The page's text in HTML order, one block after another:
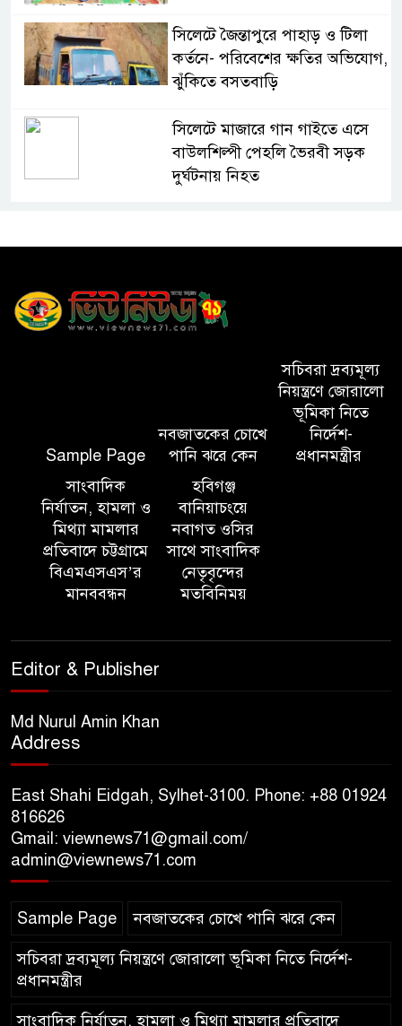
সিলেটে জৈন্তাপুরে পাহাড় ও টিলা
কর্তনে- পরিবেশের ক্ষতির অভিযোগ,
ঝুঁকিতে বসতবাড়ি
সিলেটে মাজারে গান গাইতে এসে
বাউলশিল্পী পেহলি ভৈরবী সড়ক
দুর্ঘটনায় নিহত
ঢাকা-সিলেট মহাসড়কে দুটি
নিহত ৯, পরিবারকে আর্থিক সহযোগিতা
‘জাতীয় প্রবাসী দিবস’ উদযাপনের
লক্ষ্যে আন্তঃমন্ত্রণালয় সভা অনুষ্ঠিত
সিলেট ইসলামিক ফাউন্ডেশনে
জুলাই গণঅভ্যুত্থান দিবস ২০২৬
উপলক্ষ্যে আলোচনা সভা ও দু’আ
মাহফিল
পরিবেশ রক্ষায় ব্যক্তিগত উদ্যোগ
সমাজের জন্য অনুকরণীয় মডেল-
বিভাগীয় কমিশনার
সিলেট মেট্রোপলিটন পুলিশ
শহীদদের প্রতি গভীর শ্রদ্ধা নিবেদন করেন
মামলায় এক বছরের সাজা
‘সমন্বিত উদ্যোগেই গড়ে উঠবে
আধুনিক সিলেট’ – বাণিজ্যমন্ত্রী
ত্রিতরঙ্গের বাদল সাঁঝের বর্ণাঢ্য
আয়োজন ‘শ্রাবনের মেঘগুলো’
Sample Page
নবজাতকের চোখে
পানি ঝরে কেন
সচিবরা দ্রব্যমূল্য
নিয়ন্ত্রণে জোরালো
ভূমিকা নিতে
নির্দেশ-
প্রধানমন্ত্রীর
সাংবাদিক
নির্যাতন, হামলা ও
মিথ্যা মামলার
প্রতিবাদে চট্টগ্রামে
বিএমএসএস’র
মানববন্ধন
হবিগঞ্জ
বানিয়াচংয়ে
নবাগত ওসির
সাথে সাংবাদিক
নেতৃবৃন্দের
মতবিনিময়
Editor & Publisher
Md Nurul Amin Khan
Address
East Shahi Eidgah, Sylhet-3100. Phone: +88 01924
816626
Gmail: viewnews71@gmail.com/
admin@viewnews71.com
Sample Page নবজাতকের চোখে পানি ঝরে কেন
সচিবরা দ্রব্যমূল্য নিয়ন্ত্রণে জোরালো ভূমিকা নিতে নির্দেশ-
প্রধানমন্ত্রীর
সাংবাদিক নির্যাতন, হামলা ও মিথ্যা মামলার প্রতিবাদে